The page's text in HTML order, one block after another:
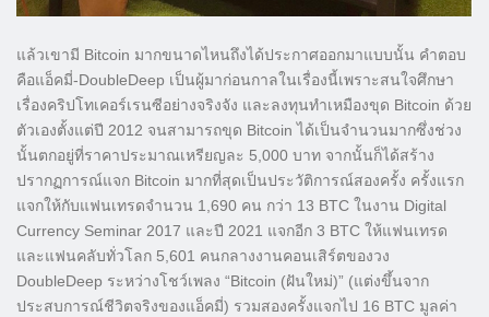
แล้วเขามี Bitcoin มากขนาดไหนถึงได้ประกาศออกมาแบบนั้น คำตอบ
คือแอ็คมี่-DoubleDeep เป็นผู้มาก่อนกาลในเรื่องนี้เพราะสนใจศึกษา
เรื่องคริปโทเคอร์เรนซีอย่างจริงจัง และลงทุนทำเหมืองขุด Bitcoin ด้วย
ตัวเองตั้งแต่ปี 2012 จนสามารถขุด Bitcoin ได้เป็นจำนวนมากซึ่งช่วง
นั้นตกอยู่ที่ราคาประมาณเหรียญละ 5,000 บาท จากนั้นก็ได้สร้าง
ปรากฏการณ์แจก Bitcoin มากที่สุดเป็นประวัติการณ์สองครั้ง ครั้งแรก
แจกให้กับแฟนเทรดจำนวน 1,690 คน กว่า 13 BTC ในงาน Digital
Currency Seminar 2017 และปี 2021 แจกอีก 3 BTC ให้แฟนเทรด
และแฟนคลับทั่วโลก 5,601 คนกลางงานคอนเสิร์ตของวง
DoubleDeep ระหว่างโชว์เพลง “Bitcoin (ฝันใหม่)” (แต่งขึ้นจาก
ประสบการณ์ชีวิตจริงของแอ็คมี่) รวมสองครั้งแจกไป 16 BTC มูลค่า